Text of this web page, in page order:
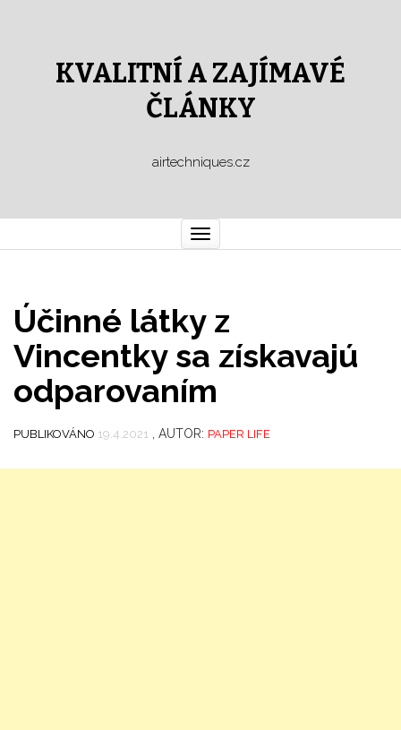
KVALITNÍ A ZAJÍMAVÉ
ČLÁNKY
airtechniques.cz
Toggle
navigation
Účinné látky z
Vincentky sa získavajú
odparovaním
PUBLIKOVÁNO 19.4.2021 , AUTOR: PAPER LIFE